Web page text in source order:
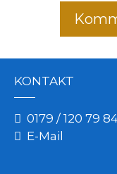
KONTAKT
0179 / 120 79
E-Mail